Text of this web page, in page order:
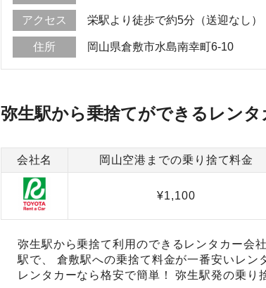
アクセス 栄駅より徒歩で約5分（送迎なし）
住所 岡山県倉敷市水島南幸町6-10
弥生駅から乗捨てができるレンタ
会社名 岡山空港までの乗り捨て料金
¥1,100
弥生駅から乗捨て利用のできるレンタカー会
駅で、 倉敷駅への乗捨て料金が一番安いレン
レンタカーなら格安で簡単！ 弥生駅発の乗り